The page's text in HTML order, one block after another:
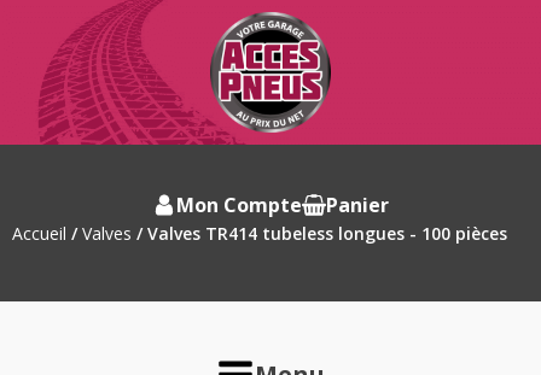
Accueil /Valves / Valves TR414 tubeless longues - 100 pièces
Mon Compte Panier